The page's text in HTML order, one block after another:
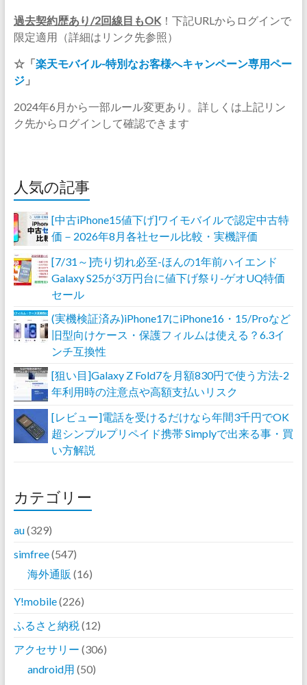
過去契約歴あり/2回線目もOK！下記URLからログインで
限定適用（詳細はリンク先参照）
☆「楽天モバイル-特別なお客様へキャンペーン専用ペー
ジ」
2024年6月から一部ルール変更あり。詳しくは上記リン
ク先からログインして確認できます
人気の記事
[中古iPhone15値下げ]ワイモバイルで認定中古特
価－2026年8月各社セール比較・実機評価
[7/31～]売り切れ必至-ほんの1年前ハイエンド
Galaxy S25が3万円台に値下げ祭り-ゲオUQ特価
セール
(実機検証済み)iPhone17にiPhone16・15/Proなど
旧型向けケース・保護フィルムは使える？6.3イ
ンチ互換性
[狙い目]Galaxy Z Fold7を月額830円で使う方法-2
年利用時の注意点や高額支払いリスク
[レビュー]電話を受けるだけなら年間3千円でOK
超シンプルプリペイド携帯 Simplyで出来る事・買
い方解説
カテゴリー
au(329)
simfree(547)
海外通販 (16)
Y!mobile(226)
ふるさと納税(12)
アクセサリー (306)
android用 (50)